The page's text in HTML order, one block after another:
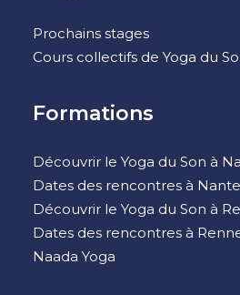
Prochains stages
Cours collectifs de Yoga du
Formations
Découvrir le Yoga du Son à
Dates des rencontres à
Découvrir le Yoga du Son à
Dates des rencontres à
Naada Yoga